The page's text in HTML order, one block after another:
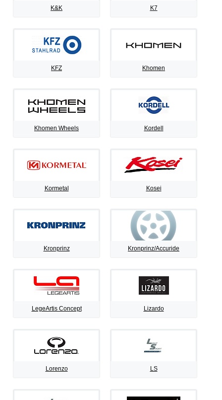
K&K K7
KFZ Khomen
Khomen Wheels Kordell
Kormetal Kosei
Kronprinz Kronprinz/Accuride
LegeArtis Concept Lizardo
Lorenzo LS